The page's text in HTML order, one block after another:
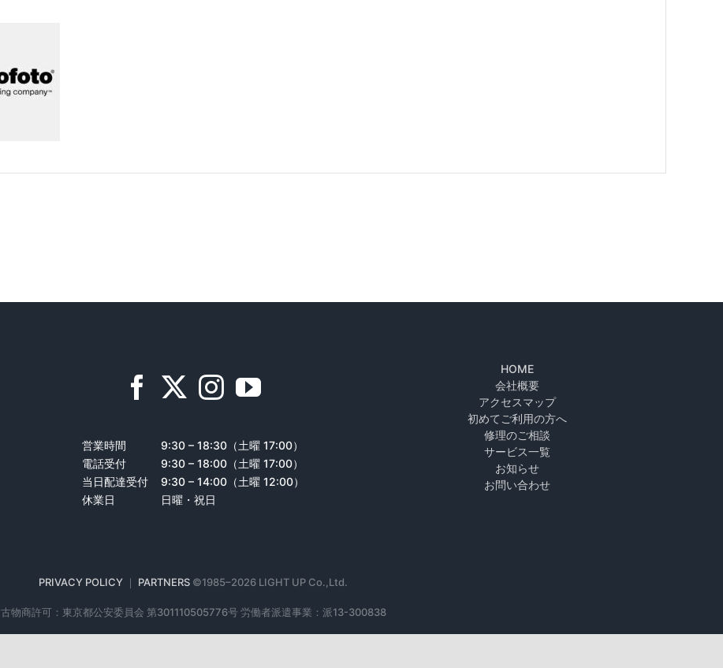
営業時間
9:30 – 18:30（土曜 17:00）
電話受付
9:30 – 18:00（土曜 17:00）
当日配達受付
9:30 – 14:00（土曜 12:00）
休業日
日曜・祝日
HOME
会社概要
アクセスマップ
初めてご利用の方へ
修理のご相談
サービス一覧
お知らせ
お問い合わせ
PRIVACY POLICY ｜ PARTNERS ©1985–2026 LIGHT UP Co.,Ltd.
古物商許可：東京都公安委員会 第301110505776号 労働者派遣事業：派13-300838